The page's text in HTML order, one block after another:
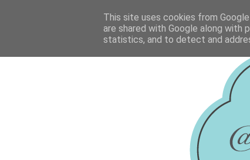
This site uses cookies from
are shared with Google along with
statistics, and to detect and